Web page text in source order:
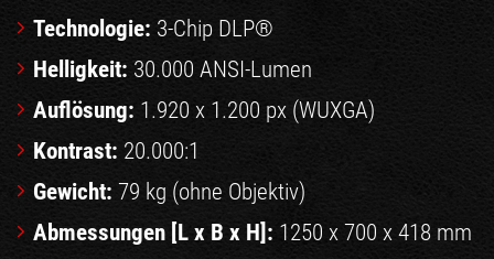
Technologie: 3-Chip DLP®
Helligkeit: 30.000 ANSI-Lumen
Auflösung: 1.920 x 1.200 px (WUXGA)
Kontrast: 20.000:1
Gewicht: 79 kg (ohne Objektiv)
Abmessungen [L x B x H]: 1250 x 700 x 418 mm